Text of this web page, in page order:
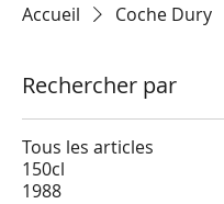
Accueil Coche Dury
Rechercher par
Tous les articles
150cl
1988